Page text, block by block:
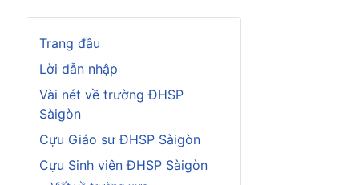
Trang đầu
Lời dẫn nhập
Vài nét về trường ĐHSP
Sàigòn
Cựu Giáo sư ĐHSP Sàigòn
Cựu Sinh viên ĐHSP Sàigòn